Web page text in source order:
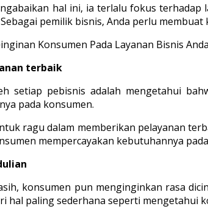
hal ini, ia terlalu fokus
pemilik bisnis, Anda perlu
terbaik
setiap pebisnis adalah mengetahui
pada konsumen.
ragu dalam memberikan pelayanan
mempercayakan kebutuhannya
konsumen pun menginginkan rasa
hal paling sederhana seperti mengetahui